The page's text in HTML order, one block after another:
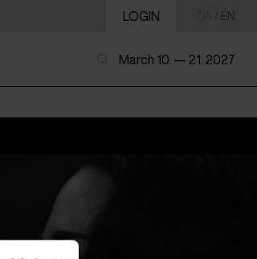
LOGIN EN
March 10. — 21. 2027